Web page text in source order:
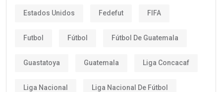
Estados Unidos Fedefut FIFA
Futbol Fútbol Fútbol De Guatemala
Guastatoya Guatemala Liga Concacaf
Liga Nacional Liga Nacional De Fútbol